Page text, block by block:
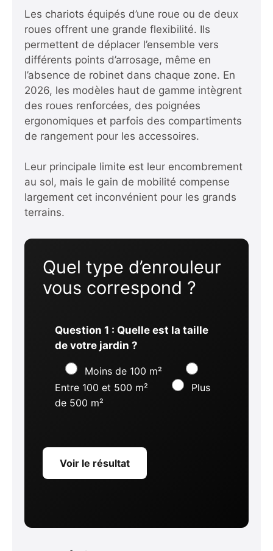
Les chariots équipés d’une roue ou de deux
roues offrent une grande flexibilité. Ils
permettent de déplacer l’ensemble vers
différents points d’arrosage, même en
l’absence de robinet dans chaque zone. En
2026, les modèles haut de gamme intègrent
des roues renforcées, des poignées
ergonomiques et parfois des compartiments
de rangement pour les accessoires.
Leur principale limite est leur encombrement
au sol, mais le gain de mobilité compense
largement cet inconvénient pour les grands
terrains.
Quel type d’enrouleur
vous correspond ?
Question 1 : Quelle est la taille
de votre jardin ?
Moins de 100 m²
Entre 100 et 500 m²
Plus
de 500 m²
Voir le résultat